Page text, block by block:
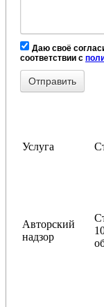
Даю своё
соответствии с
Услуга
Авторский
надзор